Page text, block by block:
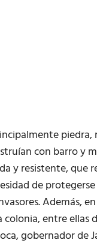
con barro y
y resistente, que
de
Además,
entre ellas
gobernador de